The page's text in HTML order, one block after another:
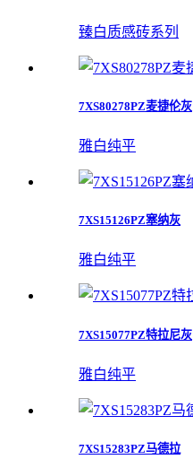
臻白质感砖系列
7XS80278PZ麦捷伦灰
雅白纯平
7XS15126PZ塞纳灰
雅白纯平
7XS15077PZ特拉尼灰
雅白纯平
7XS15283PZ马德拉